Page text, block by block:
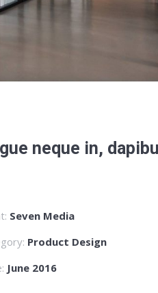
neque in,
Seven Media
Product Design
June 2016